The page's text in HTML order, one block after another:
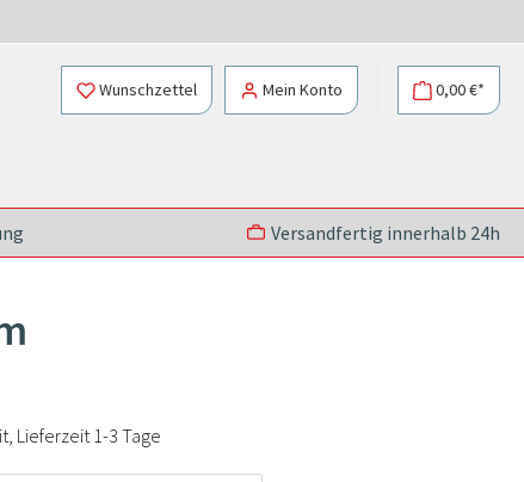
Wunschzettel Mein Konto 0,00 €*
Versandfertig innerhalb 24h
Lieferzeit 1-3 Tage